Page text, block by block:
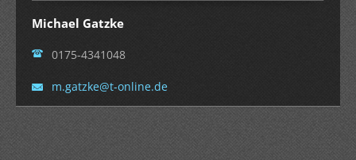
Michael Gatzke
0175-4341048
m.gatzke@t-online.de